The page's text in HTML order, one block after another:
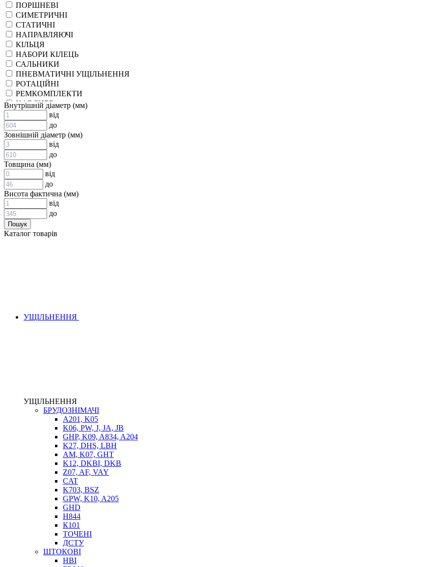
ПОРШНЕВІ
СИМЕТРИЧНІ
СТАТИЧНІ
НАПРАВЛЯЮЧІ
КІЛЬЦЯ
НАБОРИ КІЛЕЦЬ
САЛЬНИКИ
ПНЕВМАТИЧНІ УЩІЛЬНЕННЯ
РОТАЦІЙНІ
РЕМКОМПЛЕКТИ
KARCHER
EPDM
СПЕЦІАЛЬНІ
ВСТАВКИ МУФТ (ЗІРОЧКИ)
ГІДРАВЛІКА
АДАПТЕРИ
КЛАПАНИ
НАСОСИ-ДОЗАТОРИ
ЛЕБІДКИ
ВТУЛКИ
Внутрішній діаметр (мм)
від
до
Зовнішній діаметр (мм)
від
до
Товщина (мм)
від
до
Висота фактична (мм)
від
до
Каталог товарів
УЩІЛЬНЕННЯ
УЩІЛЬНЕННЯ
БРУДОЗНІМАЧІ
A201, K05
K06, PW, J, JA, JB
GHP, K09, A834, A204
K27, DHS, LBH
AM, K07, GHT
K12, DKBI, DKB
Z07, AF, VAY
CAT
K703, BSZ
GPW, K10, A205
GHD
H844
К101
ТОЧЕНІ
ДСТУ
ШТОКОВІ
HBI